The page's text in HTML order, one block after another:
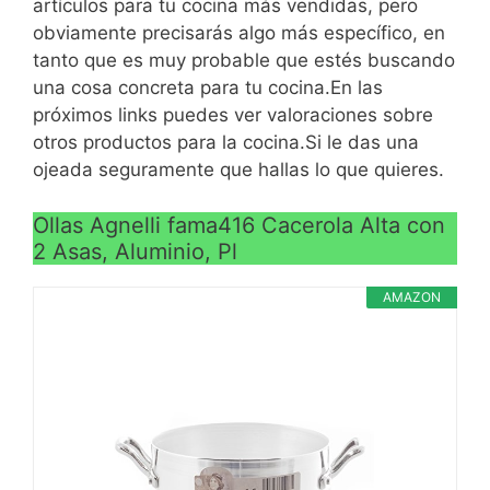
alimenticio, con dos
espacios de drenaje
dispersos y densos para
ayudarlo a filtrar
fácilmente el agua. El
cuerpo de la cubierta
está hecho de vidrio de
excelente visibilidad,
resistencia a altas
incomparable a altas t
Salud ecológica El horno
de hierro fundido
VER
CARACTERÍSTICAS
>
asas de silicona, esta olla
32 cm que simplifica la
limpieza y le protege de
la calor.
Lavado: apto para
lavavajillas.
VER
CARACTERÍSTICAS
>
artículos para tu cocina más vendidas, pero
obviamente precisarás algo más específico, en
tanto que es muy probable que estés buscando
una cosa concreta para tu cocina.En las
próximos links puedes ver valoraciones sobre
otros productos para la cocina.Si le das una
ojeada seguramente que hallas lo que quieres.
Ollas Agnelli fama416 Cacerola Alta con
2 Asas, Aluminio, Pl
AMAZON